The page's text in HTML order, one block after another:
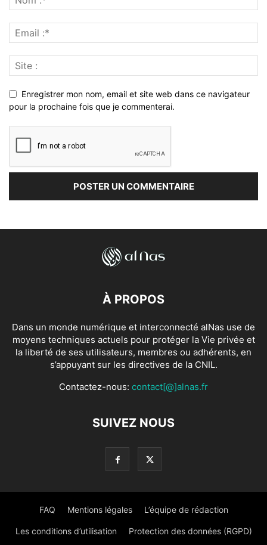
Enregistrer mon nom, email et site web dans ce navigateur
pour la prochaine fois que je commenterai.
À PROPOS
Dans un monde numérique et interconnecté alNas use de
moyens techniques actuels pour protéger la Vie privée et
la liberté de ses utilisateurs, membres ou adhérents, en
s’appuyant sur les directives de la CNIL.
Contactez-nous: contact[@]alnas.fr
SUIVEZ NOUS
FAQ Mentions légales L’équipe de rédaction
Les conditions d’utilisation Protection des données (RGPD)